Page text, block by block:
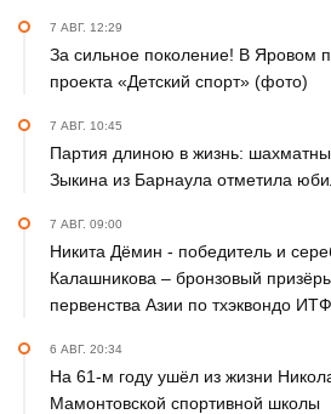
7 АВГ. 12:29
За сильное поколение! В Яровом
проекта «Детский спорт» (фото)
7 АВГ. 10:45
Партия длиною в жизнь:
Зыкина из Барнаула отметила
7 АВГ. 09:00
Никита Дёмин - победитель и
Калашникова – бронзовый
первенства Азии по тхэквондо ИТФ
6 АВГ. 20:34
На 61-м году ушёл из жизни
Мамонтовской спортивной школы